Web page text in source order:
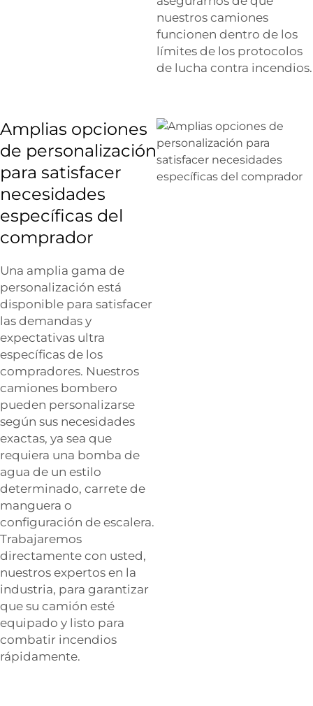
nuestros camiones
funcionen dentro de los
límites de los protocolos
de lucha contra incendios.
Amplias opciones
de personalización
para satisfacer
necesidades
específicas del
comprador
Una amplia gama de
personalización está
disponible para satisfacer
las demandas y
expectativas ultra
específicas de los
compradores. Nuestros
camiones bombero
pueden personalizarse
según sus necesidades
exactas, ya sea que
requiera una bomba de
agua de un estilo
determinado, carrete de
manguera o
configuración de escalera.
Trabajaremos
directamente con usted,
nuestros expertos en la
industria, para garantizar
que su camión esté
equipado y listo para
combatir incendios
rápidamente.